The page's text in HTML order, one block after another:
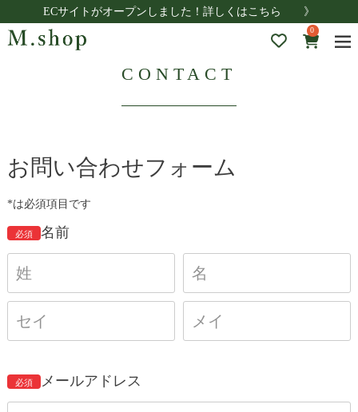
ECサイトがオープンしました！詳しくはこちら 》
0
CONTACT
お問い合わせフォーム
*は必須項目です
必須 名前
必須 メールアドレス